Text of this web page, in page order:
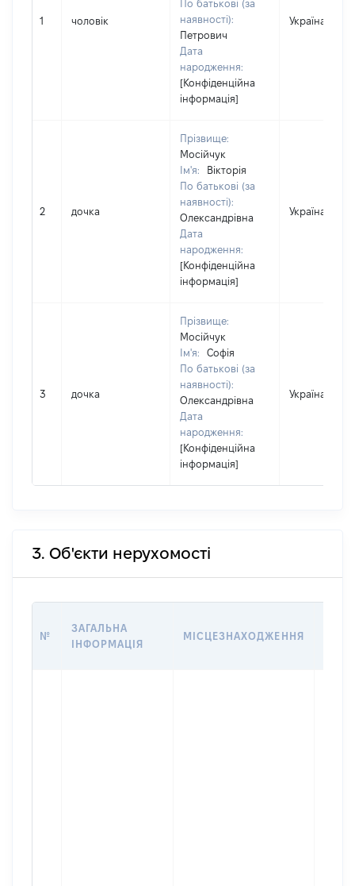
1 чоловік
По батькові (за
наявності):
Петрович
Дата
народження:
[Конфіденційна
інформація]
Україна
2 дочка
Прізвище:
Мосійчук
Ім'я:
Вікторія
По батькові (за
наявності):
Олександрівна
Дата
народження:
[Конфіденційна
інформація]
Україна
3 дочка
Прізвище:
Мосійчук
Ім'я:
Софія
По батькові (за
наявності):
Олександрівна
Дата
народження:
[Конфіденційна
інформація]
Україна
3. Об'єкти нерухомості
№
ЗАГАЛЬНА
ІНФОРМАЦІЯ
МІСЦЕЗНАХОДЖЕННЯ